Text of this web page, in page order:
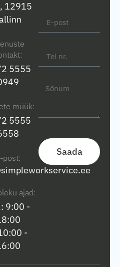
12915
5555
müük:
5555
post:
ajad:
9:00 -
-
Saada